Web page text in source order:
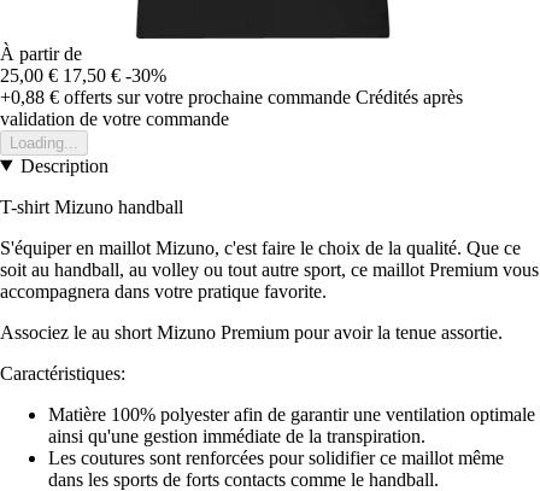
À partir de
25,00 € 17,50 € -30%
+0,88 € offerts sur votre prochaine commande Crédités après
validation de votre commande
Loading...
Description
T-shirt Mizuno handball
S'équiper en maillot Mizuno, c'est faire le choix de la qualité. Que ce
soit au handball, au volley ou tout autre sport, ce maillot Premium vous
accompagnera dans votre pratique favorite.
Associez le au short Mizuno Premium pour avoir la tenue assortie.
Caractéristiques:
Matière 100% polyester afin de garantir une ventilation optimale
ainsi qu'une gestion immédiate de la transpiration.
Les coutures sont renforcées pour solidifier ce maillot même
dans les sports de forts contacts comme le handball.